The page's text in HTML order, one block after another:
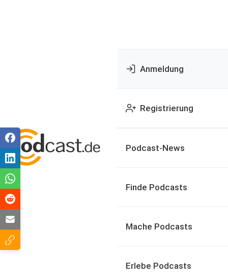
Anmeldung
Registrierung
Podcast-News
Finde Podcasts
Mache Podcasts
Erlebe Podcasts